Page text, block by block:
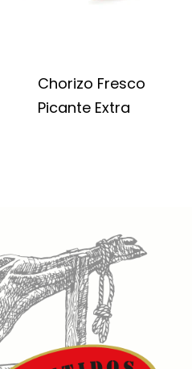
Chorizo Fresco
Picante Extra